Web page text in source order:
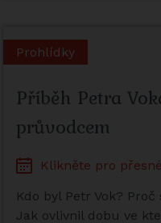
Prohlídky
Příběh Petra
průvodcem
Klikněte pro
Kdo byl Petr Vok?
Jak ovlivnil dobu ve